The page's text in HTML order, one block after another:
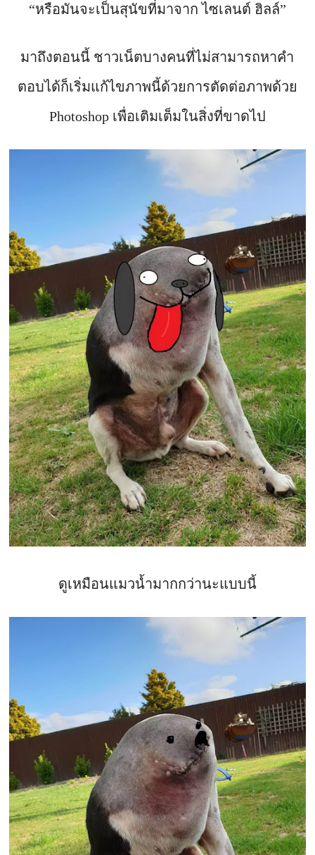
“หรือมันจะเป็นสุนัขที่มาจาก ไซเลนต์ ฮิลล์”
มาถึงตอนนี้ ชาวเน็ตบางคนที่ไม่สามารถหาคำ
ตอบได้ก็เริ่มแก้ไขภาพนี้ด้วยการตัดต่อภาพด้วย
Photoshop เพื่อเติมเต็มในสิ่งที่ขาดไป
ดูเหมือนแมวน้ำมากกว่านะแบบนี้